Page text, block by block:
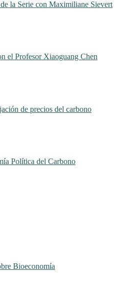
la Serie con Maximiliane Sievert
el Profesor Xiaoguang Chen
de precios del carbono
Política del Carbono
Bioeconomía